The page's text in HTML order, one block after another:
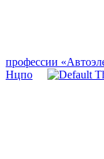
профессии
Нцпо